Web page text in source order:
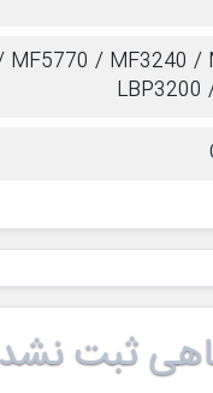
MF5770 / MF3240
LBP3200
ثبت